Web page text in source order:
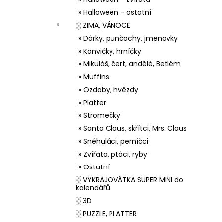
» Halloween - ostatní
░ ZIMA, VÁNOCE
» Dárky, punčochy, jmenovky
» Konvičky, hrníčky
» Mikuláš, čert, andělé, Betlém
» Muffins
» Ozdoby, hvězdy
» Platter
» Stromečky
» Santa Claus, skřítci, Mrs. Claus
» Sněhuláci, perníčci
» Zvířata, ptáci, ryby
» Ostatní
░ VYKRAJOVÁTKA SUPER MINI do
kalendářů
░ 3D
░ PUZZLE, PLATTER